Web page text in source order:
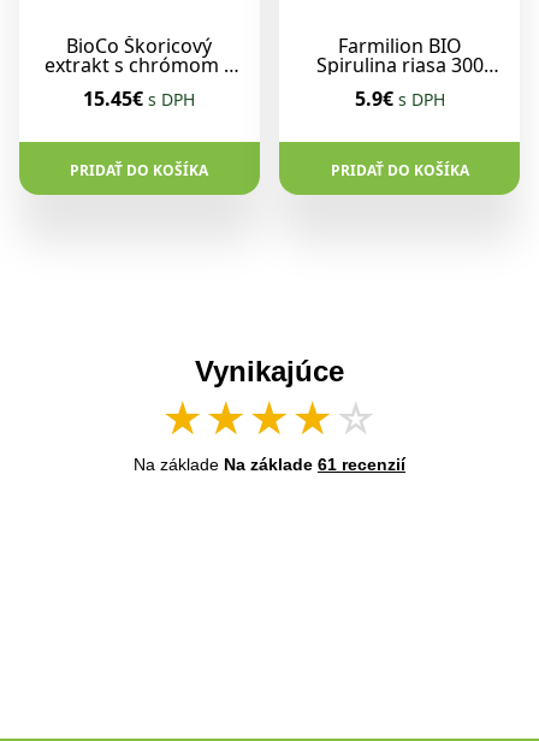
BioCo Škoricový
extrakt s chrómom a
kôprových semien 60
15.45€ s DPH
PRIDAŤ DO KOŠÍKA
Farmilion BIO
Spirulina riasa 300
5.9€ s DPH
PRIDAŤ DO KOŠÍKA
Vynikajúce
★★★★☆
Na základe Na základe 61 recenzií